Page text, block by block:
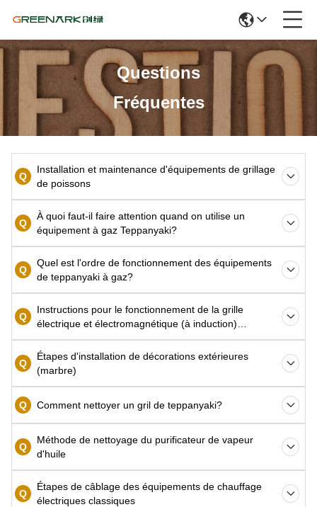
Questions
Fréquentes
Q
Installation et maintenance d'équipements de grillage
de poissons
Q
À quoi faut-il faire attention quand on utilise un
équipement à gaz Teppanyaki?
Q
Quel est l'ordre de fonctionnement des équipements
de teppanyaki à gaz?
Q
Instructions pour le fonctionnement de la grille
électrique et électromagnétique (à induction)
teppanyaki
Q
Étapes d'installation de décorations extérieures
(marbre)
Q Comment nettoyer un gril de teppanyaki?
Q
Méthode de nettoyage du purificateur de vapeur
d'huile
Q
Étapes de câblage des équipements de chauffage
électriques classiques